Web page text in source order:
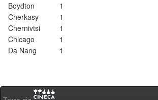
Boydton
1
Cherkasy
1
Chernivtsi
1
Chicago
1
Da Nang
1